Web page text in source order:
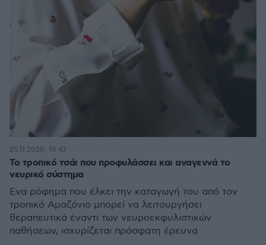
Το τροπικό τσάι που προφυλάσσει και αναγεννά το
νευρικό σύστημα
Ένα ρόφημα που έλκει την καταγωγή του από τον
τροπικό Αμαζόνιο μπορεί να λειτουργήσει
θεραπευτικά έναντι των νευροεκφυλιστικών
παθήσεων, ισχυρίζεται πρόσφατη έρευνα
25.11.2020, 10:42